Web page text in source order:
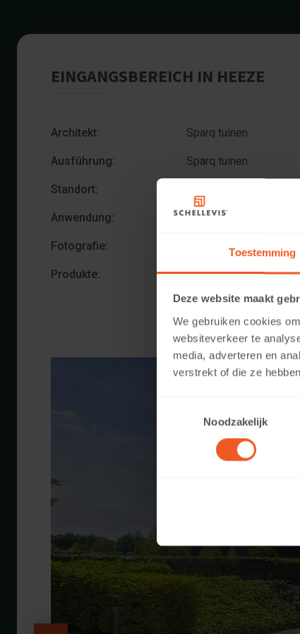
Toestemming
Deze website maakt
We gebruiken cookies
websiteverkeer te
media, adverteren en
verstrekt of die ze
Noodzakelijk
EINGANGSBEREICH IN HEEZE
Architekt: Sparq tuinen
Ausführung: Sparq tuinen
Standort:
Anwendung: Eingangsbereich
Fotografie: Cees Rijnen
Produkte:
Blockstufe 100x40x20
Bordstein 100x30x5